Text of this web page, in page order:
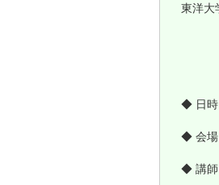
東洋大
◆ 日時
◆ 会
◆ 講